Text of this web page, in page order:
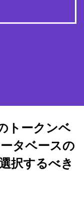
トークンベ
タベースの
択するべき